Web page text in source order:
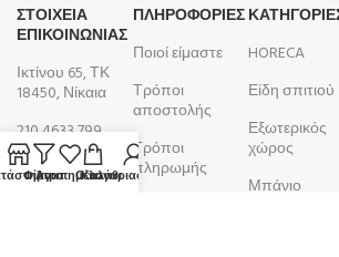
ΣΤΟΙΧΕΙΑ
ΕΠΙΚΟΙΝΩΝΙΑΣ
Ικτίνου 65, ΤΚ
18450, Νίκαια
210 4633 799
Δευτέρα -
Παρασκευή
ΠΛΗΡΟΦΟΡΊΕΣ
Ποιοί είμαστε
Τρόποι
αποστολής
Τρόποι
πληρωμής
HORECA
Είδη σπιτιού
Εξωτερικός
χώρος
Μπάνιο
Φίλτρα
ΑγαπημέναΚαλάθι
Ο λογαριασμός μου